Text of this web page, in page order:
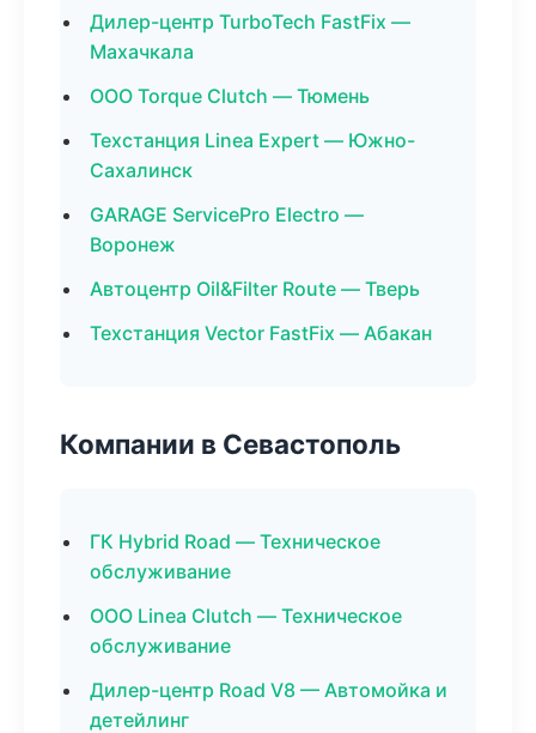
Дилер-центр TurboTech FastFix —
Махачкала
ООО Torque Clutch — Тюмень
Техстанция Linea Expert — Южно-
Сахалинск
GARAGE ServicePro Electro —
Воронеж
Автоцентр Oil&Filter Route — Тверь
Техстанция Vector FastFix — Абакан
Компании в Севастополь
ГК Hybrid Road — Техническое
обслуживание
ООО Linea Clutch — Техническое
обслуживание
Дилер-центр Road V8 — Автомойка и
детейлинг